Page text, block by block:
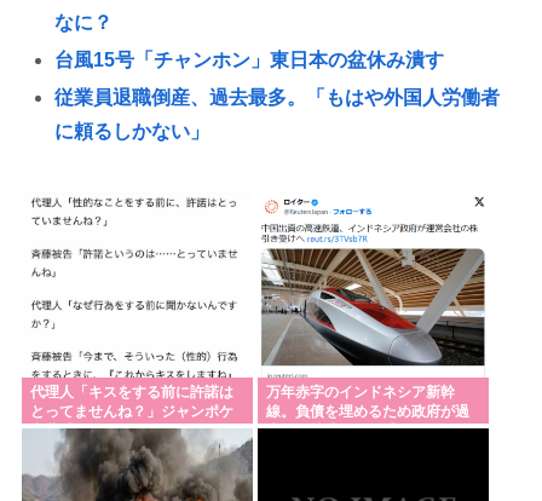
なに？
台風15号「チャンホン」東日本の盆休み潰す
従業員退職倒産、過去最多。「もはや外国人労働者
に頼るしかない」
不満にピシャリ 「じゃあやめれば？タバコなんて家
でだけ吸ってればいい」
ズル休みしてるんだけどちょっと気がかりな事あっ
て、煽りとか説教とか抜きに客観的意見くれる人だ
17歳で無期懲役になった奴、怖いwww
【高市速報】人類に代わって地球を支配しそうな奴
→「鳥類」「タコ・イカ」「麦」の3強に絞られる。
【サッカー】初の日本代表で感情爆発「使わないん
代理人「キスをする前に許諾は
とってませんね？」ジャンポケ
斎藤「今までこれからキスしま
すなんて宣言することなかった
ので」
万年赤字のインドネシア新幹
線。負債を埋めるため政府が過
半数の株式を引き受ける